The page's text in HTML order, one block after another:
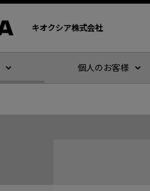
キオクシア株式会社
個人のお客様